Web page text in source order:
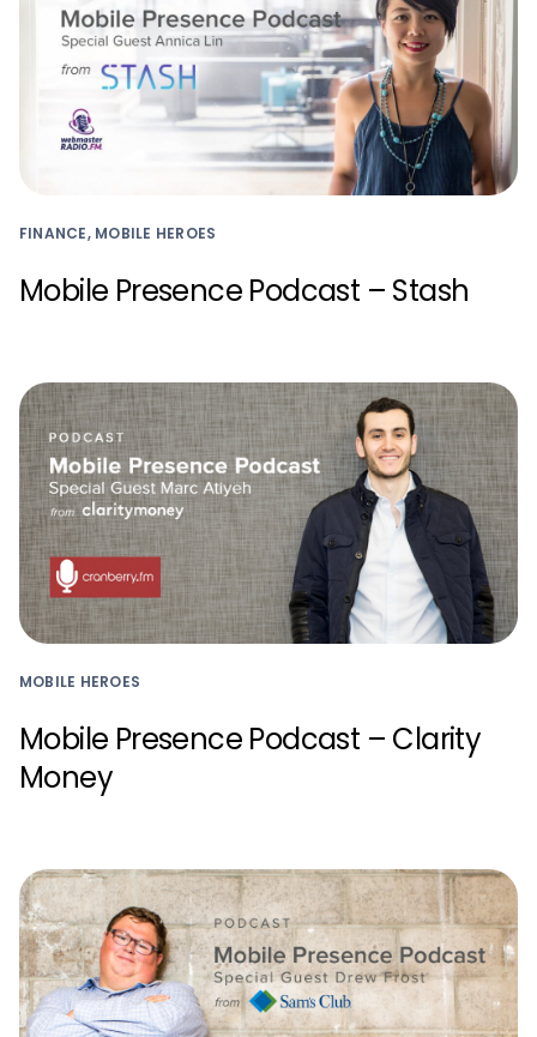
FINANCE, MOBILE HEROES
Mobile Presence Podcast – Stash
MOBILE HEROES
Mobile Presence Podcast – Clarity
Money